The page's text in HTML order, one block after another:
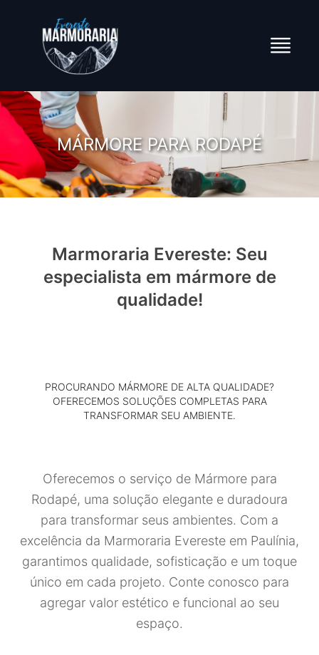
MÁRMORE PARA RODAPÉ
Marmoraria Evereste: Seu
especialista em mármore de
qualidade!
PROCURANDO MÁRMORE DE ALTA QUALIDADE?
OFERECEMOS SOLUÇÕES COMPLETAS PARA
TRANSFORMAR SEU AMBIENTE.
Oferecemos o serviço de Mármore para
Rodapé, uma solução elegante e duradoura
para transformar seus ambientes. Com a
excelência da Marmoraria Evereste em Paulínia,
garantimos qualidade, sofisticação e um toque
único em cada projeto. Conte conosco para
agregar valor estético e funcional ao seu
espaço.